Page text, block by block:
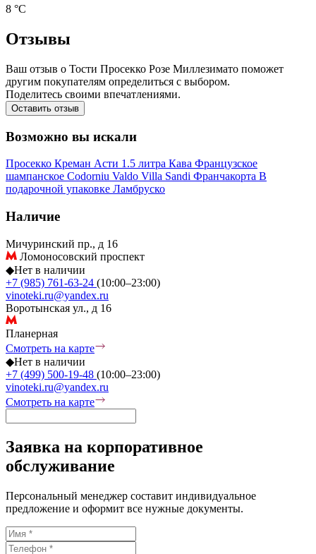
8 °С
Отзывы
Ваш отзыв о Тости Просекко Розе Миллезимато поможет
другим покупателям определиться с выбором.
Поделитесь своими впечатлениями.
Оставить отзыв
Возможно вы искали
Просекко Креман Асти 1.5 литра Кава Французское
шампанское Codorniu Valdo Villa Sandi Франчакорта В
подарочной упаковке Ламбруско
Наличие
Мичуринский пр., д 16
Ломоносовский проспект
◆Нет в наличии
+7 (985) 761-63-24 (10:00–23:00)
vinoteki.ru@yandex.ru
Воротынская ул., д 16
Планерная
Смотреть на карте
◆Нет в наличии
+7 (499) 500-19-48 (10:00–23:00)
vinoteki.ru@yandex.ru
Смотреть на карте
Заявка на корпоративное
обслуживание
Персональный менеджер составит индивидуальное
предложение и оформит все нужные документы.